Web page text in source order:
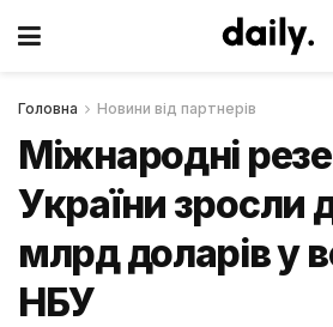
Головна Новини від партнерів
Міжнародні
України зросли
млрд доларів у
НБУ